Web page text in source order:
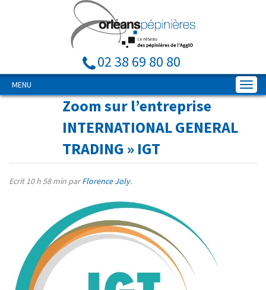
02 38 69 80 80
MENU
Zoom sur l’entreprise
INTERNATIONAL GENERAL
TRADING » IGT
Ecrit10 h 58 min parFlorence Joly.